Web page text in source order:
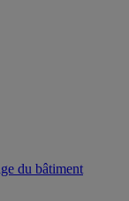
du bâtiment